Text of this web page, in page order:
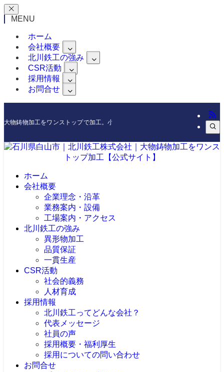
MENU
ホーム
会社概要
北川鉄工の強み
CSR活動
採用情報
お問合せ
大物鋳物加工をワンストップで加工。小ロットからの製作もOKです
ホーム
会社概要
企業理念・沿革
業務案内・設備
工場案内・アクセス
北川鉄工の強み
異形物加工
品質保証
一貫生産
CSR活動
社会的義務
人材育成
採用情報
北川鉄工ってどんな会社？
代表メッセージ
社員の声
採用概要・福利厚生
採用についての問い合わせ
お問合せ